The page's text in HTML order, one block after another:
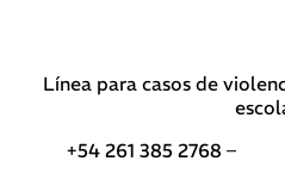
Línea para casos de
+54 261 385 2768 –